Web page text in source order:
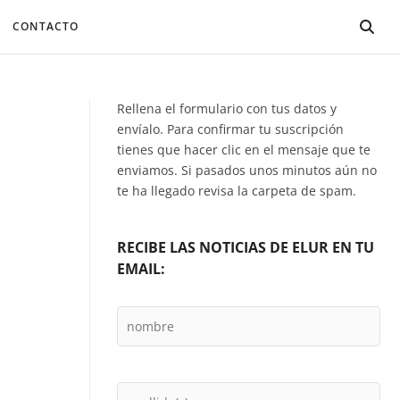
CONTACTO
Rellena el formulario con tus datos y
envíalo. Para confirmar tu suscripción
tienes que hacer clic en el mensaje que te
enviamos. Si pasados unos minutos aún no
te ha llegado revisa la carpeta de spam.
RECIBE LAS NOTICIAS DE ELUR EN TU
EMAIL: